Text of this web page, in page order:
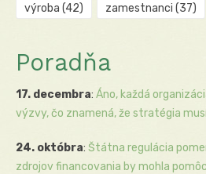
výroba (42) zamestnanci (37)
Poradňa
17. decembra: Áno, každá
výzvy, čo znamená, že stratégia
24. októbra: Štátna regulácia
zdrojov financovania by mohla